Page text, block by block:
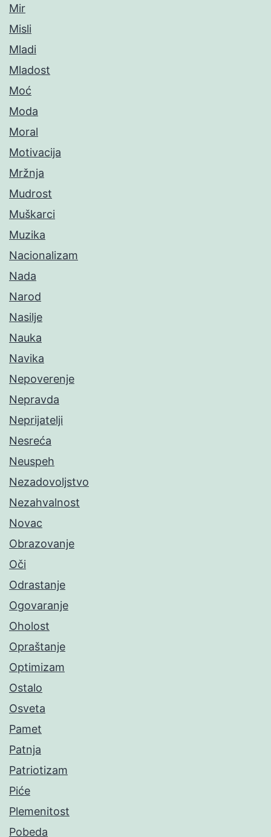
Mir
Misli
Mladi
Mladost
Moć
Moda
Moral
Motivacija
Mržnja
Mudrost
Muškarci
Muzika
Nacionalizam
Nada
Narod
Nasilje
Nauka
Navika
Nepoverenje
Nepravda
Neprijatelji
Nesreća
Neuspeh
Nezadovoljstvo
Nezahvalnost
Novac
Obrazovanje
Oči
Odrastanje
Ogovaranje
Oholost
Opraštanje
Optimizam
Ostalo
Osveta
Pamet
Patnja
Patriotizam
Piće
Plemenitost
Pobeda